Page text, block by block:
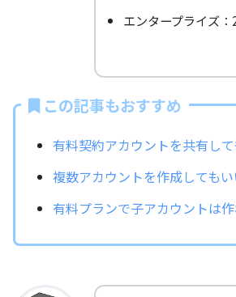
エンタープライズ：
この記事もおすすめ
有料契約アカウントを共有し
複数アカウントを作成しても
有料プランで子アカウントは